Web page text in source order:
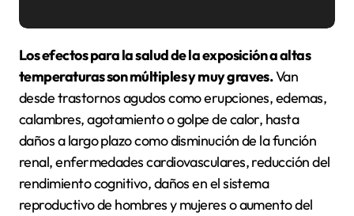
Los efectos para la salud de la exposición a altas
temperaturas son múltiples y muy graves.Van
desde trastornos agudos como erupciones, edemas,
calambres, agotamiento o golpe de calor, hasta
daños a largo plazo como disminución de la función
renal, enfermedades cardiovasculares, reducción del
rendimiento cognitivo, daños en el sistema
reproductivo de hombres y mujeres o aumento del